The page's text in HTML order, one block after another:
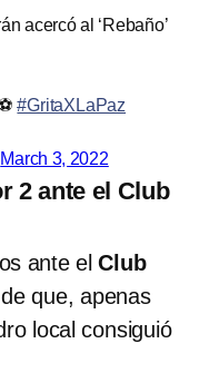
acercó al ‘Rebaño’
#GritaXLaPaz
March 3, 2022
2 ante el Club
ante elClub
que, apenas
local consiguió